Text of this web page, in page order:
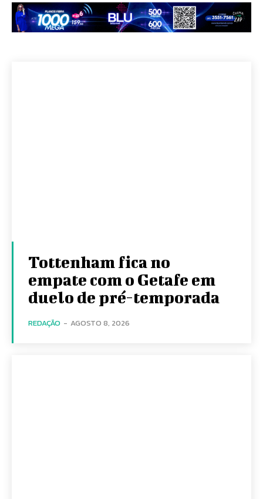
Tottenham fica no
empate com o Getafe em
duelo de pré-temporada
REDAÇÃO - AGOSTO 8, 2026